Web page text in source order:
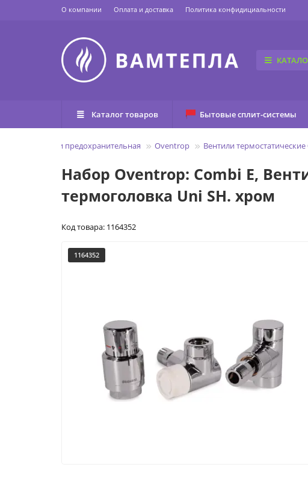
О компании Оплата и доставка Политика конфидициальности
Каталог товаров Бытовые сплит-системы
и предохранительная Oventrop Вентили
Набор Oventrop: Combi E,
термоголовка Uni SH. хром
Код товара: 1164352
1164352